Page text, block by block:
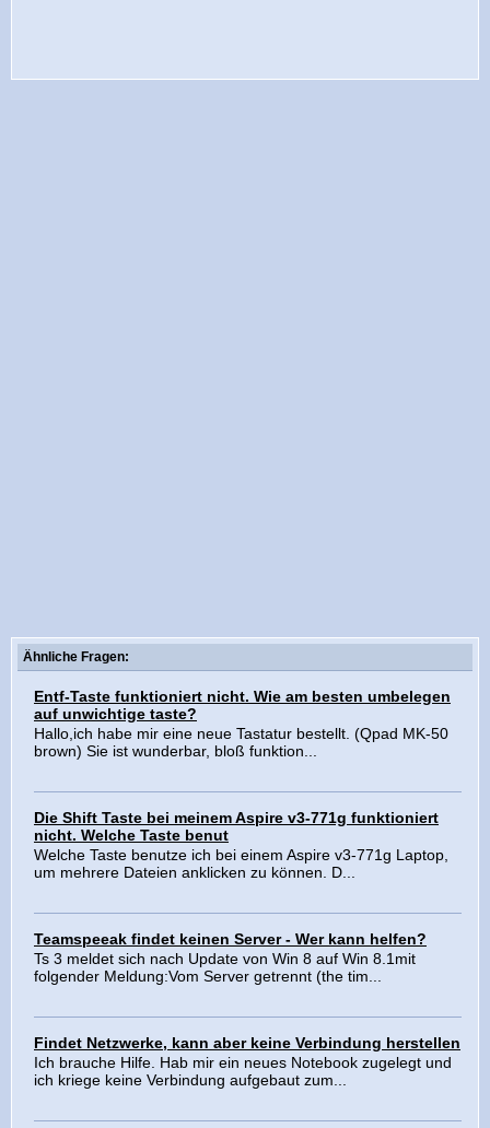
Ähnliche Fragen:
Entf-Taste funktioniert nicht. Wie am besten umbelegen
auf unwichtige taste?
Hallo,ich habe mir eine neue Tastatur bestellt. (Qpad MK-50
brown) Sie ist wunderbar, bloß funktion...
Die Shift Taste bei meinem Aspire v3-771g funktioniert
nicht. Welche Taste benut
Welche Taste benutze ich bei einem Aspire v3-771g Laptop,
um mehrere Dateien anklicken zu können. D...
Teamspeeak findet keinen Server - Wer kann helfen?
Ts 3 meldet sich nach Update von Win 8 auf Win 8.1mit
folgender Meldung:Vom Server getrennt (the tim...
Findet Netzwerke, kann aber keine Verbindung herstellen
Ich brauche Hilfe. Hab mir ein neues Notebook zugelegt und
ich kriege keine Verbindung aufgebaut zum...